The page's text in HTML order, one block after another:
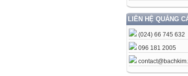
LIÊN HỆ QUẢNG
(024) 66 745 632
096 181 2005